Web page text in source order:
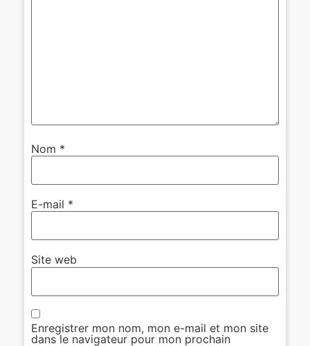
Nom *
E-mail *
Site web
Enregistrer mon nom, mon e-mail et mon site
dans le navigateur pour mon prochain